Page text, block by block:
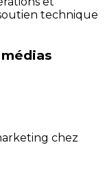
technique
chez